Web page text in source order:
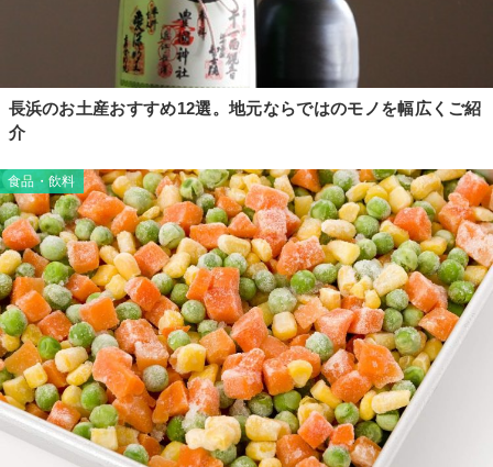
長浜のお土産おすすめ12選。地元ならではのモノを幅広くご紹
介
食品・飲料